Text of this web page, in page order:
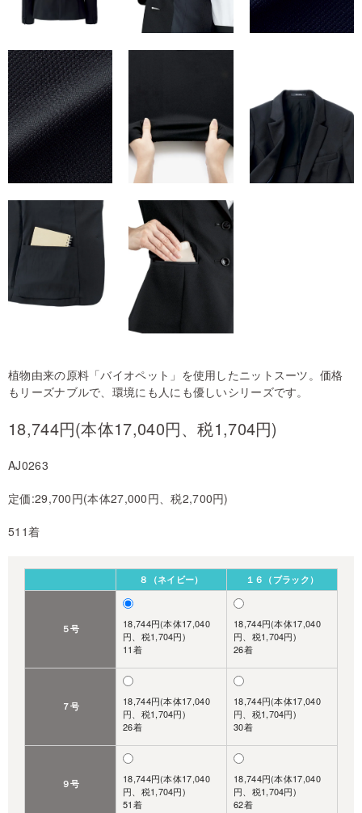
植物由来の原料「バイオペット」を使用したニットスーツ。価格
もリーズナブルで、環境にも人にも優しいシリーズです。
18,744円(本体17,040円、税1,704円)
AJ0263
定価:29,700円(本体27,000円、税2,700円)
511着
８（ネイビー） １６（ブラック）
５号
18,744円(本体17,040
円、税1,704円)
11着
18,744円(本体17,040
円、税1,704円)
26着
７号
18,744円(本体17,040
円、税1,704円)
26着
18,744円(本体17,040
円、税1,704円)
30着
９号
18,744円(本体17,040
円、税1,704円)
51着
18,744円(本体17,040
円、税1,704円)
62着